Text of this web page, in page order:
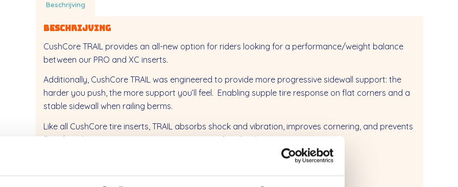
Beschrijving
Beschrijving
CushCore TRAIL provides an all-new option for riders looking for a performance/weight balance
between our PRO and XC inserts.
Additionally, CushCore TRAIL was engineered to provide more progressive sidewall support: the
harder you push, the more support you’ll feel. Enabling supple tire response on flat corners and a
stable sidewall when railing berms.
Like all CushCore tire inserts, TRAIL absorbs shock and vibration, improves cornering, and prevents
flats/rim damage … giving TOTAL CONFIDENCE for All Riders.